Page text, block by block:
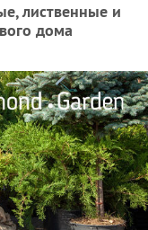
лиственные и
дома